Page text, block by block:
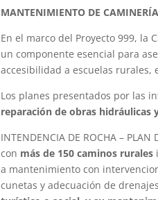
MANTENIMIENTO DE
En el marco del Proyecto 999, la
un componente esencial para
accesibilidad a escuelas rurales,
Los planes presentados por las
reparación de obras
INTENDENCIA DE ROCHA –
con más de 150 caminos rurales
a mantenimiento con
cunetas y adecuación de